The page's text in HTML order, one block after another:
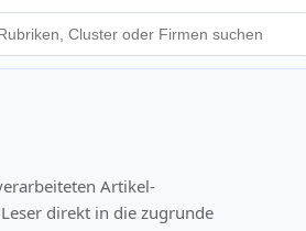
Artikel-
direkt in die zugrunde